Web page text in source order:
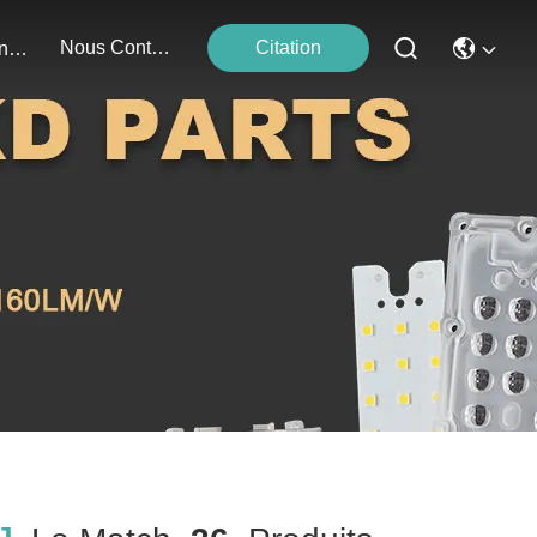
Événements Nous Contacter Citation